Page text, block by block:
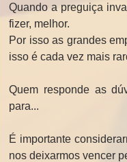
Quando a preguiça
fizer, melhor.
Por isso as grandes
isso é cada vez mais
Quem responde as
para...
É importante
nos deixarmos vencer